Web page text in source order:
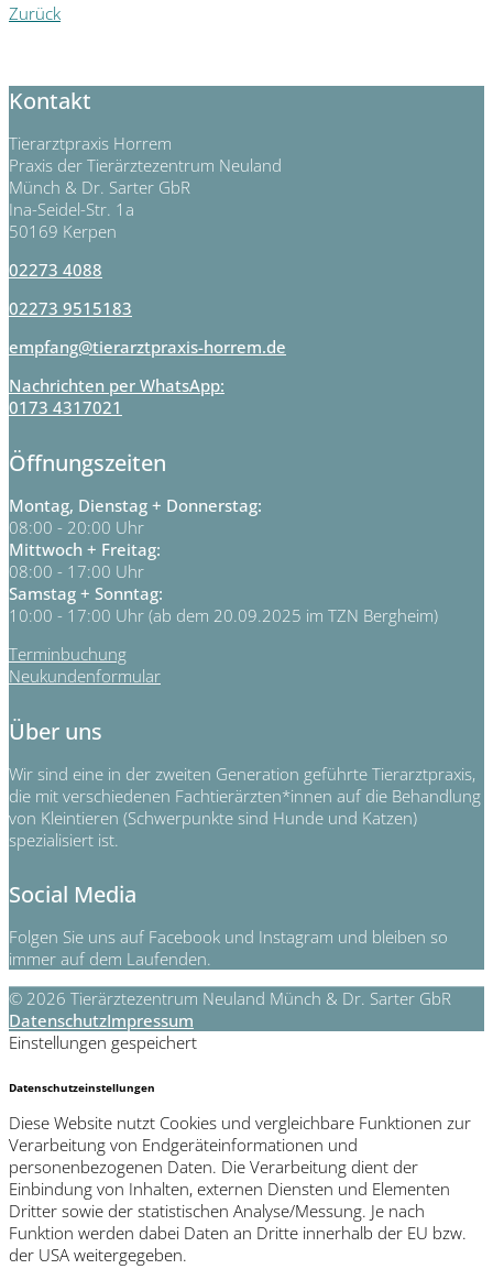
Zurück
Kontakt
Tierarztpraxis Horrem
Praxis der Tierärztezentrum Neuland
Münch & Dr. Sarter GbR
Ina-Seidel-Str. 1a
50169 Kerpen
02273 4088
02273 9515183
empfang@tierarztpraxis-horrem.de
Nachrichten per WhatsApp:
0173 4317021
Öffnungszeiten
Montag, Dienstag + Donnerstag:
08:00 - 20:00 Uhr
Mittwoch + Freitag:
08:00 - 17:00 Uhr
Samstag + Sonntag:
10:00 - 17:00 Uhr (ab dem 20.09.2025 im TZN Bergheim)
Terminbuchung
Neukundenformular
Über uns
Wir sind eine in der zweiten Generation geführte Tierarztpraxis,
die mit verschiedenen Fachtierärzten*innen auf die Behandlung
von Kleintieren (Schwerpunkte sind Hunde und Katzen)
spezialisiert ist.
Social Media
Folgen Sie uns auf Facebook und Instagram und bleiben so
immer auf dem Laufenden.
© 2026 Tierärztezentrum Neuland Münch & Dr. Sarter GbR
DatenschutzImpressum
Einstellungen gespeichert
Datenschutzeinstellungen
Diese Website nutzt Cookies und vergleichbare Funktionen zur
Verarbeitung von Endgeräteinformationen und
personenbezogenen Daten. Die Verarbeitung dient der
Einbindung von Inhalten, externen Diensten und Elementen
Dritter sowie der statistischen Analyse/Messung. Je nach
Funktion werden dabei Daten an Dritte innerhalb der EU bzw.
der USA weitergegeben.